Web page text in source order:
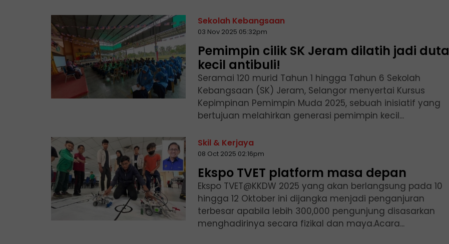
Sekolah Kebangsaan
03 Nov 2025 05:32pm
Pemimpin cilik SK Jeram dilatih jadi duta
kecil antibuli!
Seramai 120 murid Tahun 1 hingga Tahun 6 Sekolah
Kebangsaan (SK) Jeram, Selangor menyertai Kursus
Kepimpinan Pemimpin Muda 2025, sebuah inisiatif yang
bertujuan melahirkan generasi pemimpin kecil...
Skil & Kerjaya
08 Oct 2025 02:16pm
Ekspo TVET platform masa depan
Ekspo TVET@KKDW 2025 yang akan berlangsung pada 10
hingga 12 Oktober ini dijangka menjadi penganjuran
terbesar apabila lebih 300,000 pengunjung disasarkan
menghadirinya secara fizikal dan maya.Acara...